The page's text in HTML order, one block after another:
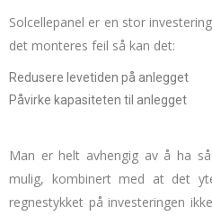
Solcellepanel er en stor
det monteres feil så kan det:
Redusere levetiden på anlegget
Påvirke kapasiteten til anlegget
Man er helt avhengig av å ha
mulig, kombinert med at det
regnestykket på investeringen